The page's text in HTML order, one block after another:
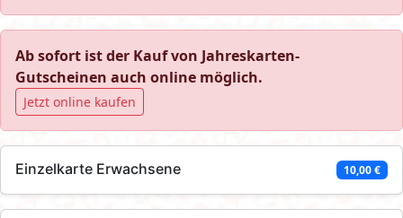
Ab sofort ist der Kauf von Jahreskarten-
Gutscheinen auch online möglich.
Jetzt online kaufen
Einzelkarte Erwachsene 10,00 €